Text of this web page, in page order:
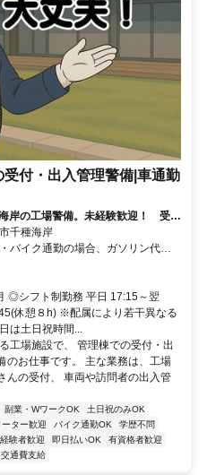
受付・出入管理警備|車通勤
岸の工場警備。未経験歓迎！ 受
祝は日収2.2万円以上可能。週2日
千種海岸
バイク通勤の場合、ガソリン代を
◎シフト制勤務 平日 17:15～翌
休憩８h) ※配属により若干異なる
は土日祝時間...
工場施設で、 管理棟での受付・出
のお仕事です。 主な業務は、工場
んの受付、 車両や訪問者の出入管
副業・WワークOK
土日祝のみOK
ーター歓迎 バイク通勤OK
学歴不問
経験者歓迎 即日払いOK
有資格者歓迎
交通費支給